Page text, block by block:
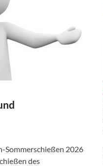
Sommerschießen 2026
des